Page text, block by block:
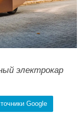
электрокар
Google